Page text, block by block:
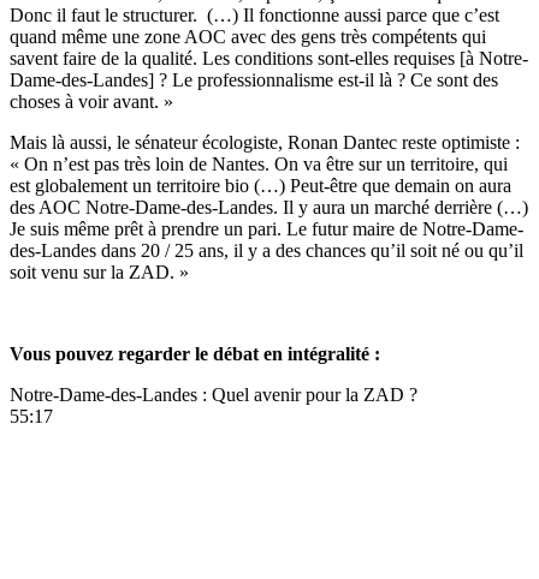
Donc il faut le structurer. (…) Il fonctionne aussi parce que c’est
quand même une zone AOC avec des gens très compétents qui
savent faire de la qualité. Les conditions sont-elles requises [à Notre-
Dame-des-Landes] ? Le professionnalisme est-il là ? Ce sont des
choses à voir avant. »
Mais là aussi, le sénateur écologiste, Ronan Dantec reste optimiste :
« On n’est pas très loin de Nantes. On va être sur un territoire, qui
est globalement un territoire bio (…) Peut-être que demain on aura
des AOC Notre-Dame-des-Landes. Il y aura un marché derrière (…)
Je suis même prêt à prendre un pari. Le futur maire de Notre-Dame-
des-Landes dans 20 / 25 ans, il y a des chances qu’il soit né ou qu’il
soit venu sur la ZAD. »
Vous pouvez regarder le débat en intégralité :
Notre-Dame-des-Landes : Quel avenir pour la ZAD ?
55:17